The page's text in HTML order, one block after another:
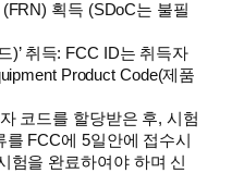
획득 (SDoC는 불필
)’ 취득: FCC ID는 취득자
Product Code(제품
코드를 할당받은 후, 시험
FCC에 5일안에 접수시
험을 완료하여야 하며 신